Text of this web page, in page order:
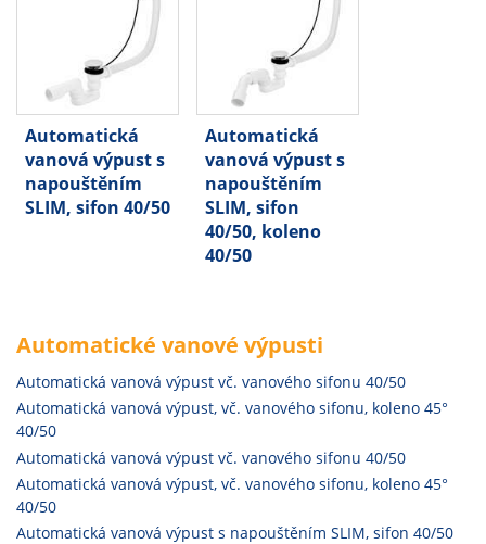
Automatická
vanová výpust s
napouštěním
SLIM, sifon 40/50
Automatická
vanová výpust s
napouštěním
SLIM, sifon
40/50, koleno
40/50
Automatické vanové výpusti
Automatická vanová výpust vč. vanového sifonu 40/50
Automatická vanová výpust, vč. vanového sifonu, koleno 45°
40/50
Automatická vanová výpust vč. vanového sifonu 40/50
Automatická vanová výpust, vč. vanového sifonu, koleno 45°
40/50
Automatická vanová výpust s napouštěním SLIM, sifon 40/50